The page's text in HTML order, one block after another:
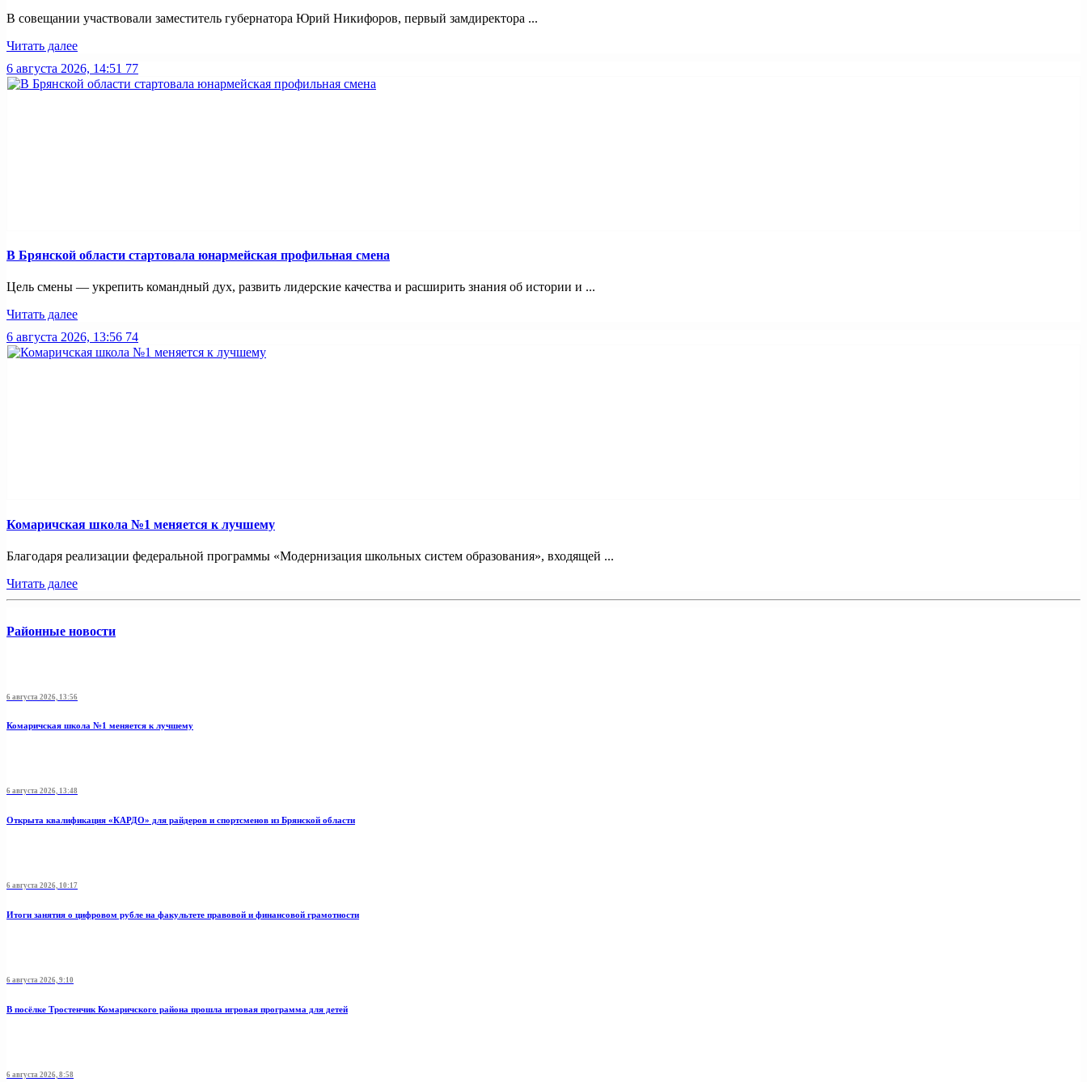
В совещании участвовали заместитель губернатора Юрий Никифоров, первый замдиректора ...
Читать далее
6 августа 2026, 14:51 77
В Брянской области стартовала юнармейская профильная смена
Цель смены — укрепить командный дух, развить лидерские качества и расширить знания об истории и ...
Читать далее
6 августа 2026, 13:56 74
Комаричская школа №1 меняется к лучшему
Благодаря реализации федеральной программы «Модернизация школьных систем образования», входящей ...
Читать далее
Районные новости
6 августа 2026, 13:56
Комаричская школа №1 меняется к лучшему
6 августа 2026, 13:48
Открыта квалификация «КАРДО» для райдеров и спортсменов из Брянской области
6 августа 2026, 10:17
Итоги занятия о цифровом рубле на факультете правовой и финансовой грамотности
6 августа 2026, 9:10
В посёлке Тростенчик Комаричского района прошла игровая программа для детей
6 августа 2026, 8:58